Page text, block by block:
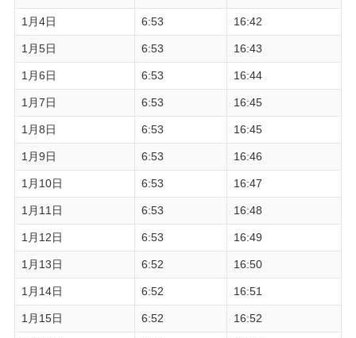
1月4日 6:53 16:42
1月5日 6:53 16:43
1月6日 6:53 16:44
1月7日 6:53 16:45
1月8日 6:53 16:45
1月9日 6:53 16:46
1月10日 6:53 16:47
1月11日 6:53 16:48
1月12日 6:53 16:49
1月13日 6:52 16:50
1月14日 6:52 16:51
1月15日 6:52 16:52